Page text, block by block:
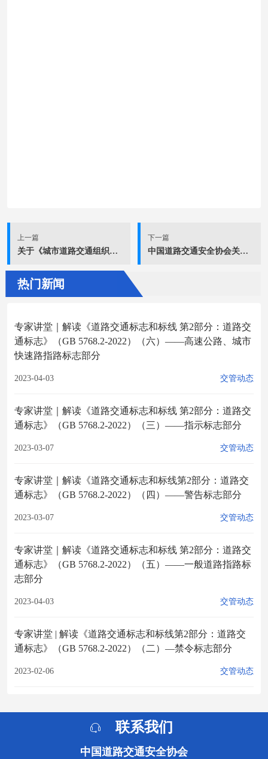
上一篇
关于《城市道路交通组织设计仿真评价指南》团体标准立项的通知
下一篇
中国道路交通安全协会关于2020年第三批团体标准立项的通知
热门新闻
专家讲堂｜解读《道路交通标志和标线 第2部分：道路交
通标志》（GB 5768.2-2022）（六）——高速公路、城市
快速路指路标志部分
2023-04-03 交管动态
专家讲堂｜解读《道路交通标志和标线 第2部分：道路交
通标志》（GB 5768.2-2022）（三）——指示标志部分
2023-03-07 交管动态
专家讲堂｜解读《道路交通标志和标线第2部分：道路交
通标志》（GB 5768.2-2022）（四）——警告标志部分
2023-03-07 交管动态
专家讲堂｜解读《道路交通标志和标线 第2部分：道路交
通标志》（GB 5768.2-2022）（五）——一般道路指路标
志部分
2023-04-03 交管动态
专家讲堂 | 解读《道路交通标志和标线第2部分：道路交
通标志》（GB 5768.2-2022）（二）—禁令标志部分
2023-02-06 交管动态
联系我们
中国道路交通安全协会